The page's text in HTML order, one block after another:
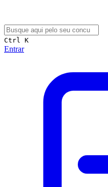
Ctrl K
Entrar